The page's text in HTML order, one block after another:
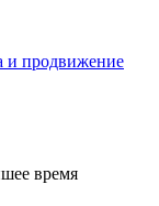
и продвижение
время